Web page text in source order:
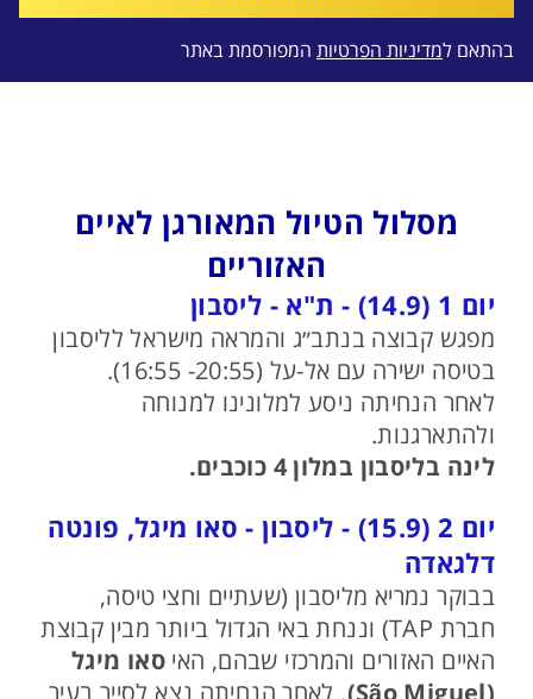
בהתאם למדיניות הפרטיות המפורסמת באתר
מסלול הטיול המאורגן לאיים
האזוריים
יום 1 (14.9) - ת"א - ליסבון
מפגש קבוצה בנתב״ג והמראה מישראל לליסבון
בטיסה ישירה עם אל-על (20:55- 16:55).
לאחר הנחיתה ניסע למלונינו למנוחה
ולהתארגנות.
לינה בליסבון במלון 4 כוכבים.
יום 2 (15.9) - ליסבון - סאו מיגל, פונטה
דלגאדה
בבוקר נמריא מליסבון (שעתיים וחצי טיסה,
חברת TAP) וננחת באי הגדול ביותר מבין קבוצת
האיים האזורים והמרכזי שבהם, האי סאו מיגל